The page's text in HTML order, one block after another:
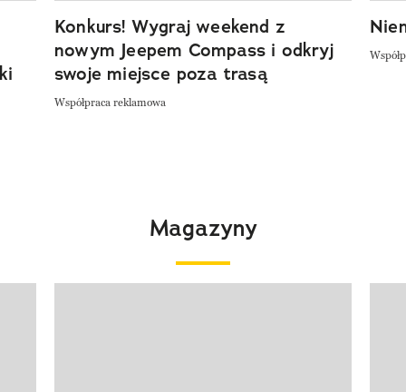
Konkurs! Wygraj weekend z
nowym Jeepem Compass i odkryj
swoje miejsce poza trasą
Współpraca reklamowa
Magazyny